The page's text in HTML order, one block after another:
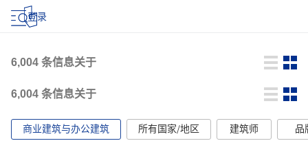
登录
6,004 条信息关于
6,004 条信息关于
商业建筑与办公建筑 所有国家/地区 建筑师 品